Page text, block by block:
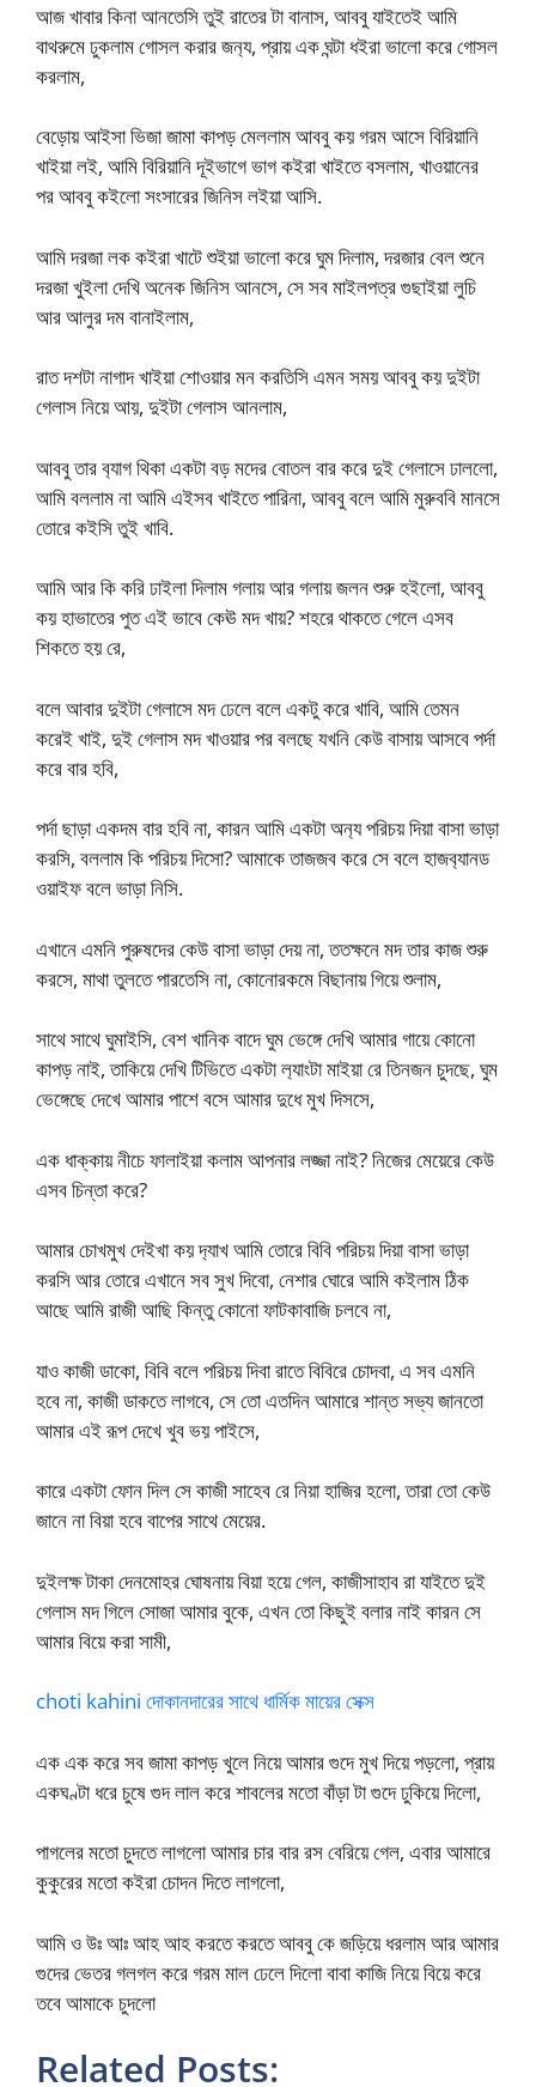
আজ খাবার কিনা আনতেসি তুই রাতের টা বানাস, আববু যাইতেই আমি
বাথরুমে ঢুকলাম গোসল করার জন‍্য, প্রায় এক ঘন্টা ধইরা ভালো করে গোসল
করলাম,
বেড়োয় আইসা ভিজা জামা কাপড় মেললাম আববু কয় গরম আসে বিরিয়ানি
খাইয়া লই, আমি বিরিয়ানি দূইভাগে ভাগ কইরা খাইতে বসলাম, খাওয়ানের
পর আববু কইলো সংসারের জিনিস লইয়া আসি.
আমি দরজা লক কইরা খাটে শুইয়া ভালো করে ঘুম দিলাম, দরজার বেল শুনে
দরজা খুইলা দেখি অনেক জিনিস আনসে, সে সব মাইলপত্র গুছাইয়া লুচি
আর আলুর দম বানাইলাম,
রাত দশটা নাগাদ খাইয়া শোওয়ার মন করতিসি এমন সময় আববু কয় দুইটা
গেলাস নিয়ে আয়, দুইটা গেলাস আনলাম,
আববু তার ব‍্যাগ থিকা একটা বড় মদের বোতল বার করে দুই গেলাসে ঢাললো,
আমি বললাম না আমি এইসব খাইতে পারিনা, আববু বলে আমি মুরুববি মানসে
তোরে কইসি তুই খাবি.
আমি আর কি করি ঢাইলা দিলাম গলায় আর গলায় জলন শুরু হইলো, আববু
কয় হাভাতের পুত এই ভাবে কেঊ মদ খায়? শহরে থাকতে গেলে এসব
শিকতে হয় রে,
বলে আবার দুইটা গেলাসে মদ ঢেলে বলে একটু করে খাবি, আমি তেমন
করেই খাই, দুই গেলাস মদ খাওয়ার পর বলছে যখনি কেউ বাসায় আসবে পর্দা
করে বার হবি,
পর্দা ছাড়া একদম বার হবি না, কারন আমি একটা অন‍্য পরিচয় দিয়া বাসা ভাড়া
করসি, বললাম কি পরিচয় দিসো? আমাকে তাজজব করে সে বলে হাজব‍্যানড
ওয়াইফ বলে ভাড়া নিসি.
এখানে এমনি পুরুষদের কেউ বাসা ভাড়া দেয় না, ততক্ষনে মদ তার কাজ শুরু
করসে, মাথা তুলতে পারতেসি না, কোনোরকমে বিছানায় গিয়ে শুলাম,
সাথে সাথে ঘুমাইসি, বেশ খানিক বাদে ঘুম ভেঙ্গে দেখি আমার গায়ে কোনো
কাপড় নাই, তাকিয়ে দেখি টিভিতে একটা ল‍্যাংটা মাইয়া রে তিনজন চুদছে, ঘুম
ভেঙ্গেছে দেখে আমার পাশে বসে আমার দুধে মুখ দিসসে,
এক ধাক্কায় নীচে ফালাইয়া কলাম আপনার লজ্জা নাই? নিজের মেয়েরে কেউ
এসব চিন্তা করে?
আমার চোখমুখ দেইখা কয় দ‍্যাখ আমি তোরে বিবি পরিচয় দিয়া বাসা ভাড়া
করসি আর তোরে এখানে সব সুখ দিবো, নেশার ঘোরে আমি কইলাম ঠিক
আছে আমি রাজী আছি কিন্তু কোনো ফাটকাবাজি চলবে না,
যাও কাজী ডাকো, বিবি বলে পরিচয় দিবা রাতে বিবিরে চোদবা, এ সব এমনি
হবে না, কাজী ডাকতে লাগবে, সে তো এতদিন আমারে শান্ত সভ্য জানতো
আমার এই রূপ দেখে খুব ভয় পাইসে,
কারে একটা ফোন দিল সে কাজী সাহেব রে নিয়া হাজির হলো, তারা তো কেউ
জানে না বিয়া হবে বাপের সাথে মেয়ের.
দুইলক্ষ টাকা দেনমোহর ঘোষনায় বিয়া হয়ে গেল, কাজীসাহাব রা যাইতে দুই
গেলাস মদ গিলে সোজা আমার বুকে, এখন তো কিছুই বলার নাই কারন সে
আমার বিয়ে করা সামী,
choti kahini দোকানদারের সাথে ধার্মিক মায়ের সেক্স
এক এক করে সব জামা কাপড় খুলে নিয়ে আমার গুদে মুখ দিয়ে পড়লো, প্রায়
একঘণ্টা ধরে চুষে গুদ লাল করে শাবলের মতো বাঁড়া টা গুদে ঢুকিয়ে দিলো,
পাগলের মতো চুদতে লাগলো আমার চার বার রস বেরিয়ে গেল, এবার আমারে
কুকুরের মতো কইরা চোদন দিতে লাগলো,
আমি ও উঃ আঃ আহ আহ করতে করতে আববু কে জড়িয়ে ধরলাম আর আমার
গুদের ভেতর গলগল করে গরম মাল ঢেলে দিলো বাবা কাজি নিয়ে বিয়ে করে
তবে আমাকে চুদলো
Related Posts: